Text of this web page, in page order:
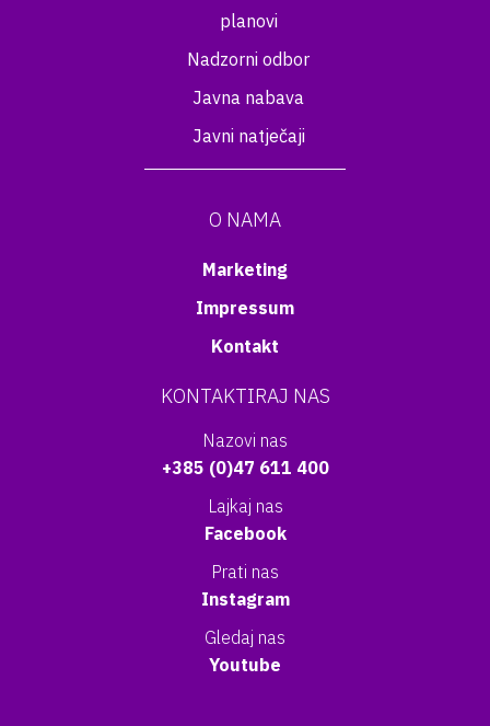
planovi
Nadzorni odbor
Javna nabava
Javni natječaji
O NAMA
Marketing
Impressum
Kontakt
KONTAKTIRAJ NAS
Nazovi nas
+385 (0)47 611 400
Lajkaj nas
Facebook
Prati nas
Instagram
Gledaj nas
Youtube